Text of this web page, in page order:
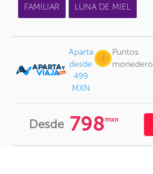
FAMILIAR LUNA DE MIEL
Aparta
desde
499
MXN
Puntos
monedero
Desde 798mxn